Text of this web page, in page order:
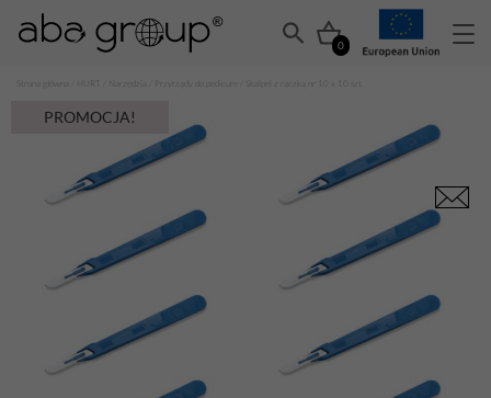
0
Narzędzia Przyrządy do pedicure
PROMOCJA!